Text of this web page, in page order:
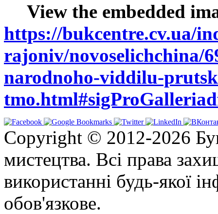
View the embedded
https://bukcentre.cv.ua/
rajoniv/novoselichchina/
narodnoho-viddilu-
Copyright © 2012-2026
мистецтва. Всі права
використанні будь-якої
обов'язкове.